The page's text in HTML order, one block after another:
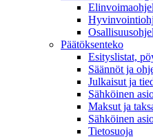
Päätöksenteko
Esityslistat,
Säännöt ja
Julkaisut ja
Sähköinen
Maksut ja
Sähköinen
Tietosuoja